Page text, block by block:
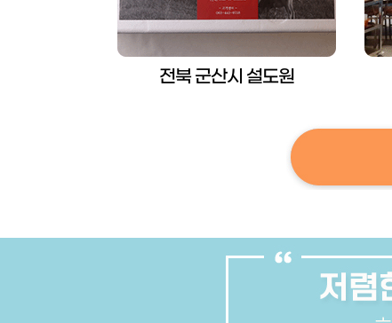
전북 군산시 설도원